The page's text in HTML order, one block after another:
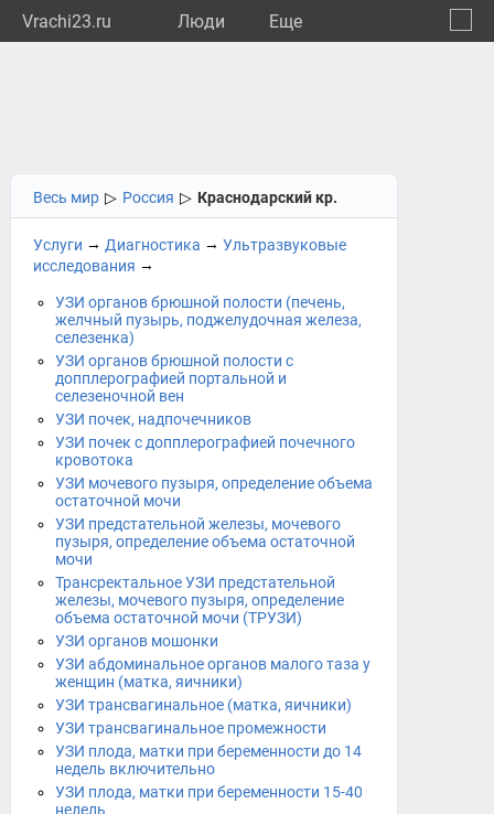
Vrachi23.ru Люди Eще
Весь мир ▷ Россия ▷ Краснодарский кр.
Услуги → Диагностика → Ультразвуковые
исследования →
УЗИ органов брюшной полости (печень,
желчный пузырь, поджелудочная железа,
селезенка)
УЗИ органов брюшной полости с
допплерографией портальной и
селезеночной вен
УЗИ почек, надпочечников
УЗИ почек с допплерографией почечного
кровотока
УЗИ мочевого пузыря, определение объема
остаточной мочи
УЗИ предстательной железы, мочевого
пузыря, определение объема остаточной
мочи
Трансректальное УЗИ предстательной
железы, мочевого пузыря, определение
объема остаточной мочи (ТРУЗИ)
УЗИ органов мошонки
УЗИ абдоминальное органов малого таза у
женщин (матка, яичники)
УЗИ трансвагинальное (матка, яичники)
УЗИ трансвагинальное промежности
УЗИ плода, матки при беременности до 14
недель включительно
УЗИ плода, матки при беременности 15-40
недель